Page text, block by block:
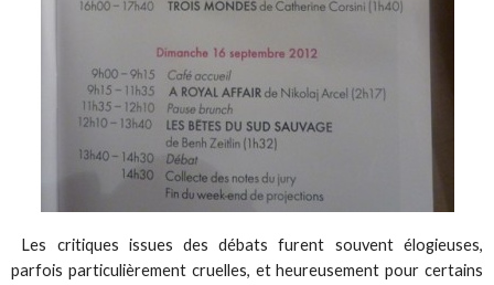
Les critiques issues des débats furent souvent élogieuses,
parfois particulièrement cruelles, et heureusement pour certains